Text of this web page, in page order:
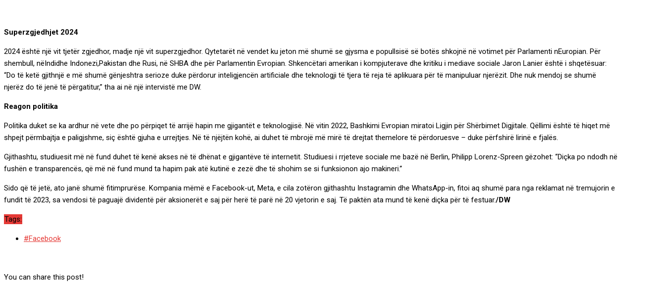
Superzgjedhjet 2024
2024 është një vit tjetër zgjedhor, madje një vit superzgjedhor. Qytetarët në vendet ku jeton më shumë se gjysma e popullsisë së botës shkojnë në votimet për Parlamenti nEuropian. Për
shembull, nëIndidhe Indonezi,Pakistan dhe Rusi, në SHBA dhe për Parlamentin Evropian. Shkencëtari amerikan i kompjuterave dhe kritiku i mediave sociale Jaron Lanier është i shqetësuar:
“Do të ketë gjithnjë e më shumë gënjeshtra serioze duke përdorur inteligjencën artificiale dhe teknologji të tjera të reja të aplikuara për të manipuluar njerëzit. Dhe nuk mendoj se shumë
njerëz do të jenë të përgatitur,” tha ai në një intervistë me DW.
Reagon politika
Politika duket se ka ardhur në vete dhe po përpiqet të arrijë hapin me gjigantët e teknologjisë. Në vitin 2022, Bashkimi Evropian miratoi Ligjin për Shërbimet Digjitale. Qëllimi është të hiqet më
shpejt përmbajtja e paligjshme, siç është gjuha e urrejtjes. Në të njëjtën kohë, ai duhet të mbrojë më mirë të drejtat themelore të përdoruesve – duke përfshirë lirinë e fjalës.
Gjithashtu, studiuesit më në fund duhet të kenë akses në të dhënat e gjigantëve të internetit. Studiuesi i rrjeteve sociale me bazë në Berlin, Philipp Lorenz-Spreen gëzohet: “Diçka po ndodh në
fushën e transparencës, që më në fund mund ta hapim pak atë kutinë e zezë dhe të shohim se si funksionon ajo makineri.”
Sido që të jetë, ato janë shumë fitimprurëse. Kompania mëmë e Facebook-ut, Meta, e cila zotëron gjithashtu Instagramin dhe WhatsApp-in, fitoi aq shumë para nga reklamat në tremujorin e
fundit të 2023, sa vendosi të paguajë dividentë për aksionerët e saj për herë të parë në 20 vjetorin e saj. Të paktën ata mund të kenë diçka për të festuar./DW
Tags:
#Facebook
You can share this post!